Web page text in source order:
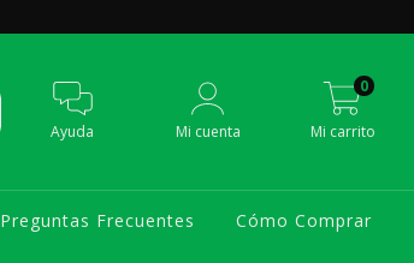
Ayuda Mi cuenta Mi carrito
0
Preguntas Frecuentes Cómo Comprar